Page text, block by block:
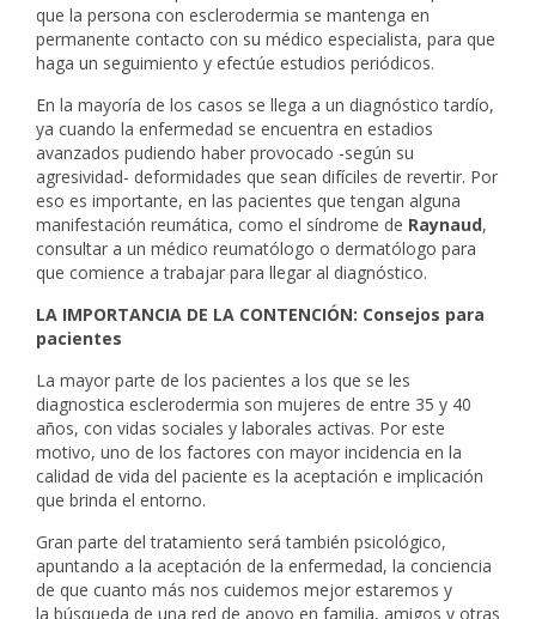
que la persona con esclerodermia se mantenga en
permanente contacto con su médico especialista, para que
haga un seguimiento y efectúe estudios periódicos.
En la mayoría de los casos se llega a un diagnóstico tardío,
ya cuando la enfermedad se encuentra en estadios
avanzados pudiendo haber provocado -según su
agresividad- deformidades que sean difíciles de revertir. Por
eso es importante, en las pacientes que tengan alguna
manifestación reumática, como el síndrome de Raynaud,
consultar a un médico reumatólogo o dermatólogo para
que comience a trabajar para llegar al diagnóstico.
LA IMPORTANCIA DE LA CONTENCIÓN: Consejos para
pacientes
La mayor parte de los pacientes a los que se les
diagnostica esclerodermia son mujeres de entre 35 y 40
años, con vidas sociales y laborales activas. Por este
motivo, uno de los factores con mayor incidencia en la
calidad de vida del paciente es la aceptación e implicación
que brinda el entorno.
Gran parte del tratamiento será también psicológico,
apuntando a la aceptación de la enfermedad, la conciencia
de que cuanto más nos cuidemos mejor estaremos y
la búsqueda de una red de apoyo en familia, amigos y otras